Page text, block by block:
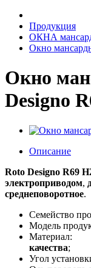
Продукция
ОКНА
Окно
Окно
Designo
Описание
Roto Designo R69
электроприводом,
среднеповоротное.
Семейство
Модель
Материал:
качества;
Угол